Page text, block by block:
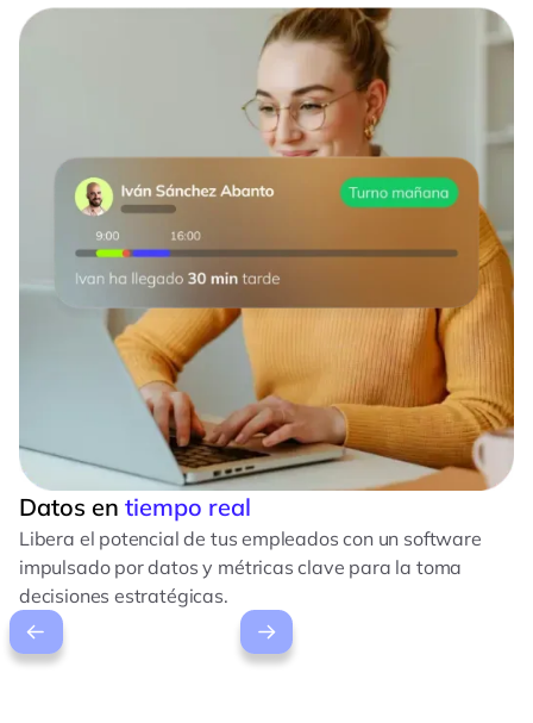
Datos en tiempo real
Libera el potencial de tus empleados con un software
impulsado por datos y métricas clave para la toma
decisiones estratégicas.